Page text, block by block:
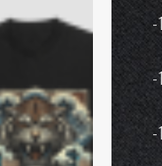
-
-
-